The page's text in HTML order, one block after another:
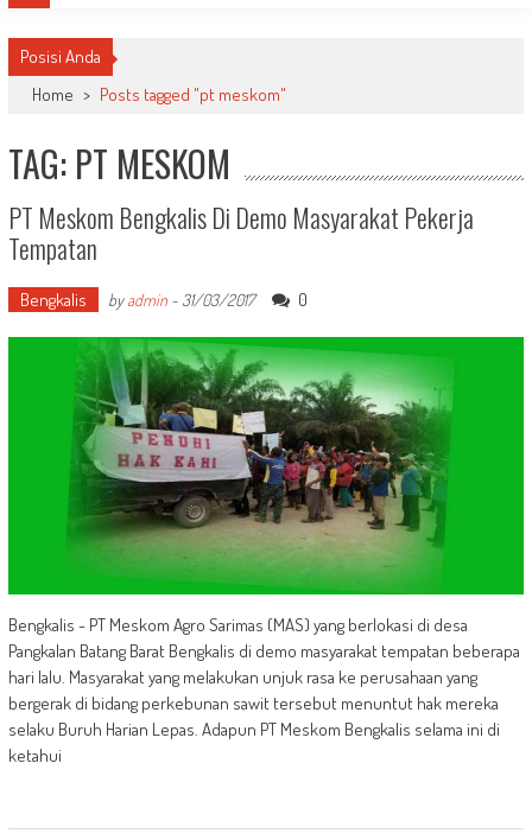
Posisi Anda
Home > Posts tagged "pt meskom"
TAG: PT MESKOM
PT Meskom Bengkalis Di Demo Masyarakat Pekerja
Tempatan
Bengkalis byadmin- 31/03/2017 0
Bengkalis - PT Meskom Agro Sarimas (MAS) yang berlokasi di desa
Pangkalan Batang Barat Bengkalis di demo masyarakat tempatan beberapa
hari lalu. Masyarakat yang melakukan unjuk rasa ke perusahaan yang
bergerak di bidang perkebunan sawit tersebut menuntut hak mereka
selaku Buruh Harian Lepas. Adapun PT Meskom Bengkalis selama ini di
ketahui